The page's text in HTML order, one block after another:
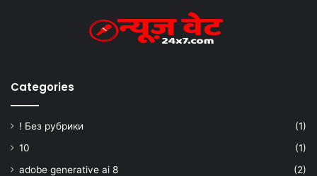
Categories
! Без рубрики
(1)
10
(1)
adobe generative ai 8
(2)